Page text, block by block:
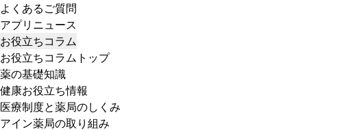
よくあるご質問
アプリニュース
お役立ちコラム
お役立ちコラムトップ
薬の基礎知識
健康お役立ち情報
医療制度と薬局のしくみ
アイン薬局の取り組み